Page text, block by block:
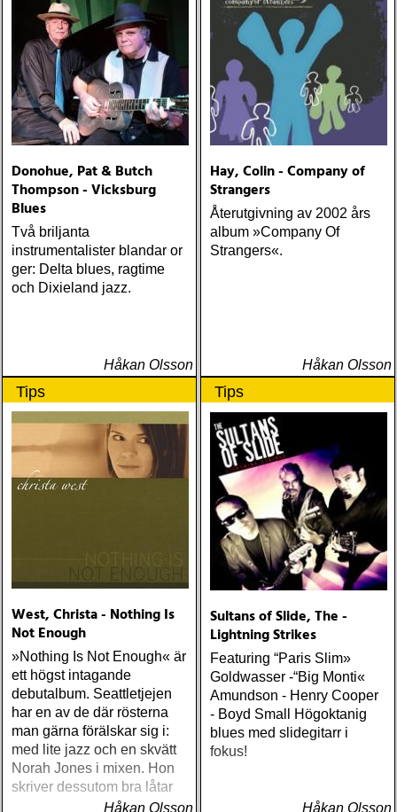
Donohue, Pat & Butch
Thompson - Vicksburg
Blues
Två briljanta
instrumentalister blandar or
ger: Delta blues, ragtime
och Dixieland jazz.
Håkan Olsson
Hay, Colin - Company of
Strangers
Återutgivning av 2002 års
album »Company Of
Strangers«.
Håkan Olsson
Tips
West, Christa - Nothing Is
Not Enough
»Nothing Is Not Enough« är
ett högst intagande
debutalbum. Seattletjejen
har en av de där rösterna
man gärna förälskar sig i:
med lite jazz och en skvätt
Norah Jones i mixen. Hon
skriver dessutom bra låtar
Håkan Olsson
Tips
Sultans of Slide, The -
Lightning Strikes
Featuring “Paris Slim»
Goldwasser -“Big Monti«
Amundson - Henry Cooper
- Boyd Small Högoktanig
blues med slidegitarr i
fokus!
Håkan Olsson